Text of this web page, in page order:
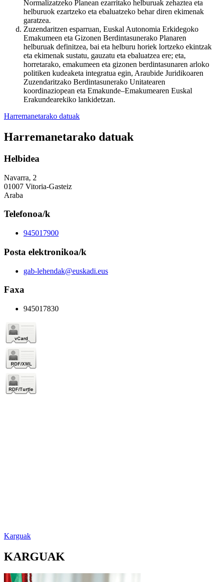
Normalizatzeko Planean ezarritako helburuak zehaztea eta
helburuok ezartzeko eta ebaluatzeko behar diren ekimenak
garatzea.
Zuzendaritzen esparruan, Euskal Autonomia Erkidegoko
Emakumeen eta Gizonen Berdintasunerako Planaren
helburuak definitzea, bai eta helburu horiek lortzeko ekintzak
eta ekimenak sustatu, gauzatu eta ebaluatzea ere; eta,
horretarako, emakumeen eta gizonen berdintasunaren arloko
politiken kudeaketa integratua egin, Araubide Juridikoaren
Zuzendaritzako Berdintasunerako Unitatearen
koordinaziopean eta Emakunde–Emakumearen Euskal
Erakundearekiko lankidetzan.
Harremanetarako datuak
Harremanetarako datuak
Helbidea
Navarra, 2
01007 Vitoria-Gasteiz
Araba
Telefonoa/k
945017900
Posta elektronikoa/k
gab-lehendak@euskadi.eus
Faxa
945017830
Karguak
KARGUAK